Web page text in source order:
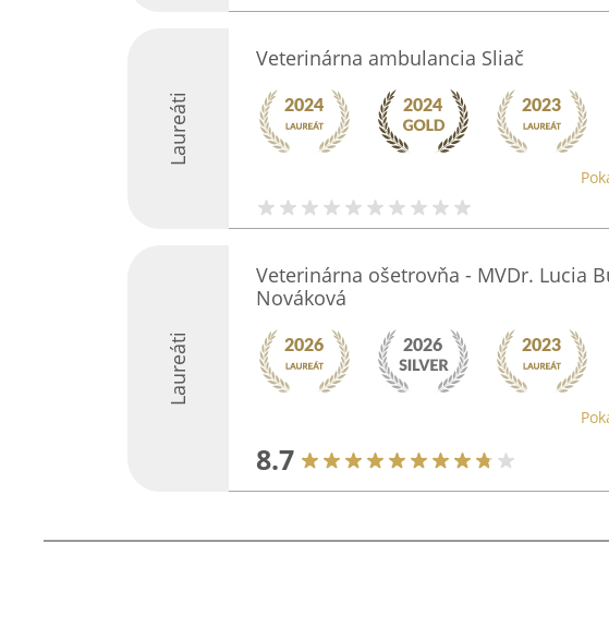
Laureáti
Veterinárna ambulancia Sliač
Laureáti
Veterinárna ošetrovňa - MVDr. Lucia
Nováková
8.7